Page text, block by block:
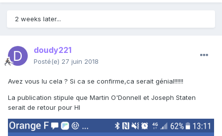
2 weeks later...
doudy221
Posté(e) 27 juin 2018
Avez vous lu cela ? Si ca se confirme,ca serait génial!!!!!!
La publication stipule que Martin O'Donnell et Joseph Staten
serait de retour pour HI